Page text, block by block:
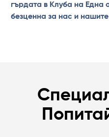
гърдата в Клуба на Една
безценна за нас и